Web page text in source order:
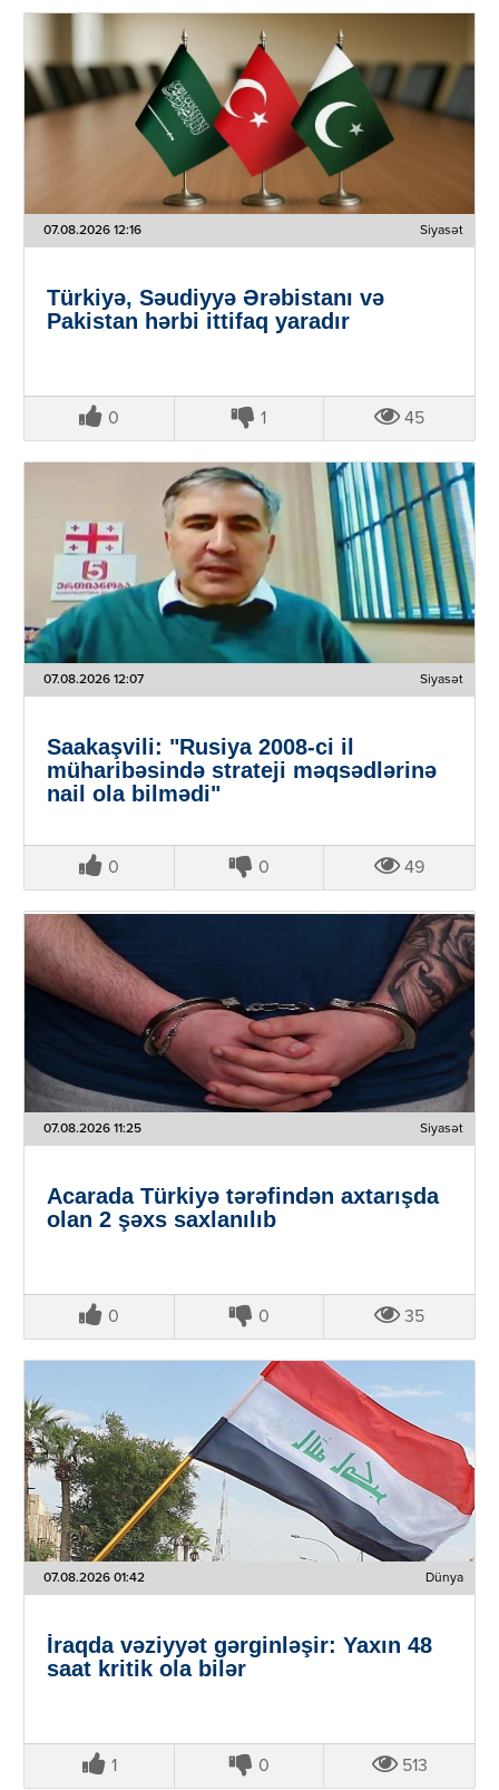
07.08.2026 12:16 Siyasət
Türkiyə, Səudiyyə Ərəbistanı və
Pakistan hərbi ittifaq yaradır
0 1 45
07.08.2026 12:07 Siyasət
Saakaşvili: "Rusiya 2008-ci il
müharibəsində strateji məqsədlərinə
nail ola bilmədi"
0 0 49
07.08.2026 11:25 Siyasət
Acarada Türkiyə tərəfindən axtarışda
olan 2 şəxs saxlanılıb
0 0 35
07.08.2026 01:42 Dünya
İraqda vəziyyət gərginləşir: Yaxın 48
saat kritik ola bilər
1 0 513